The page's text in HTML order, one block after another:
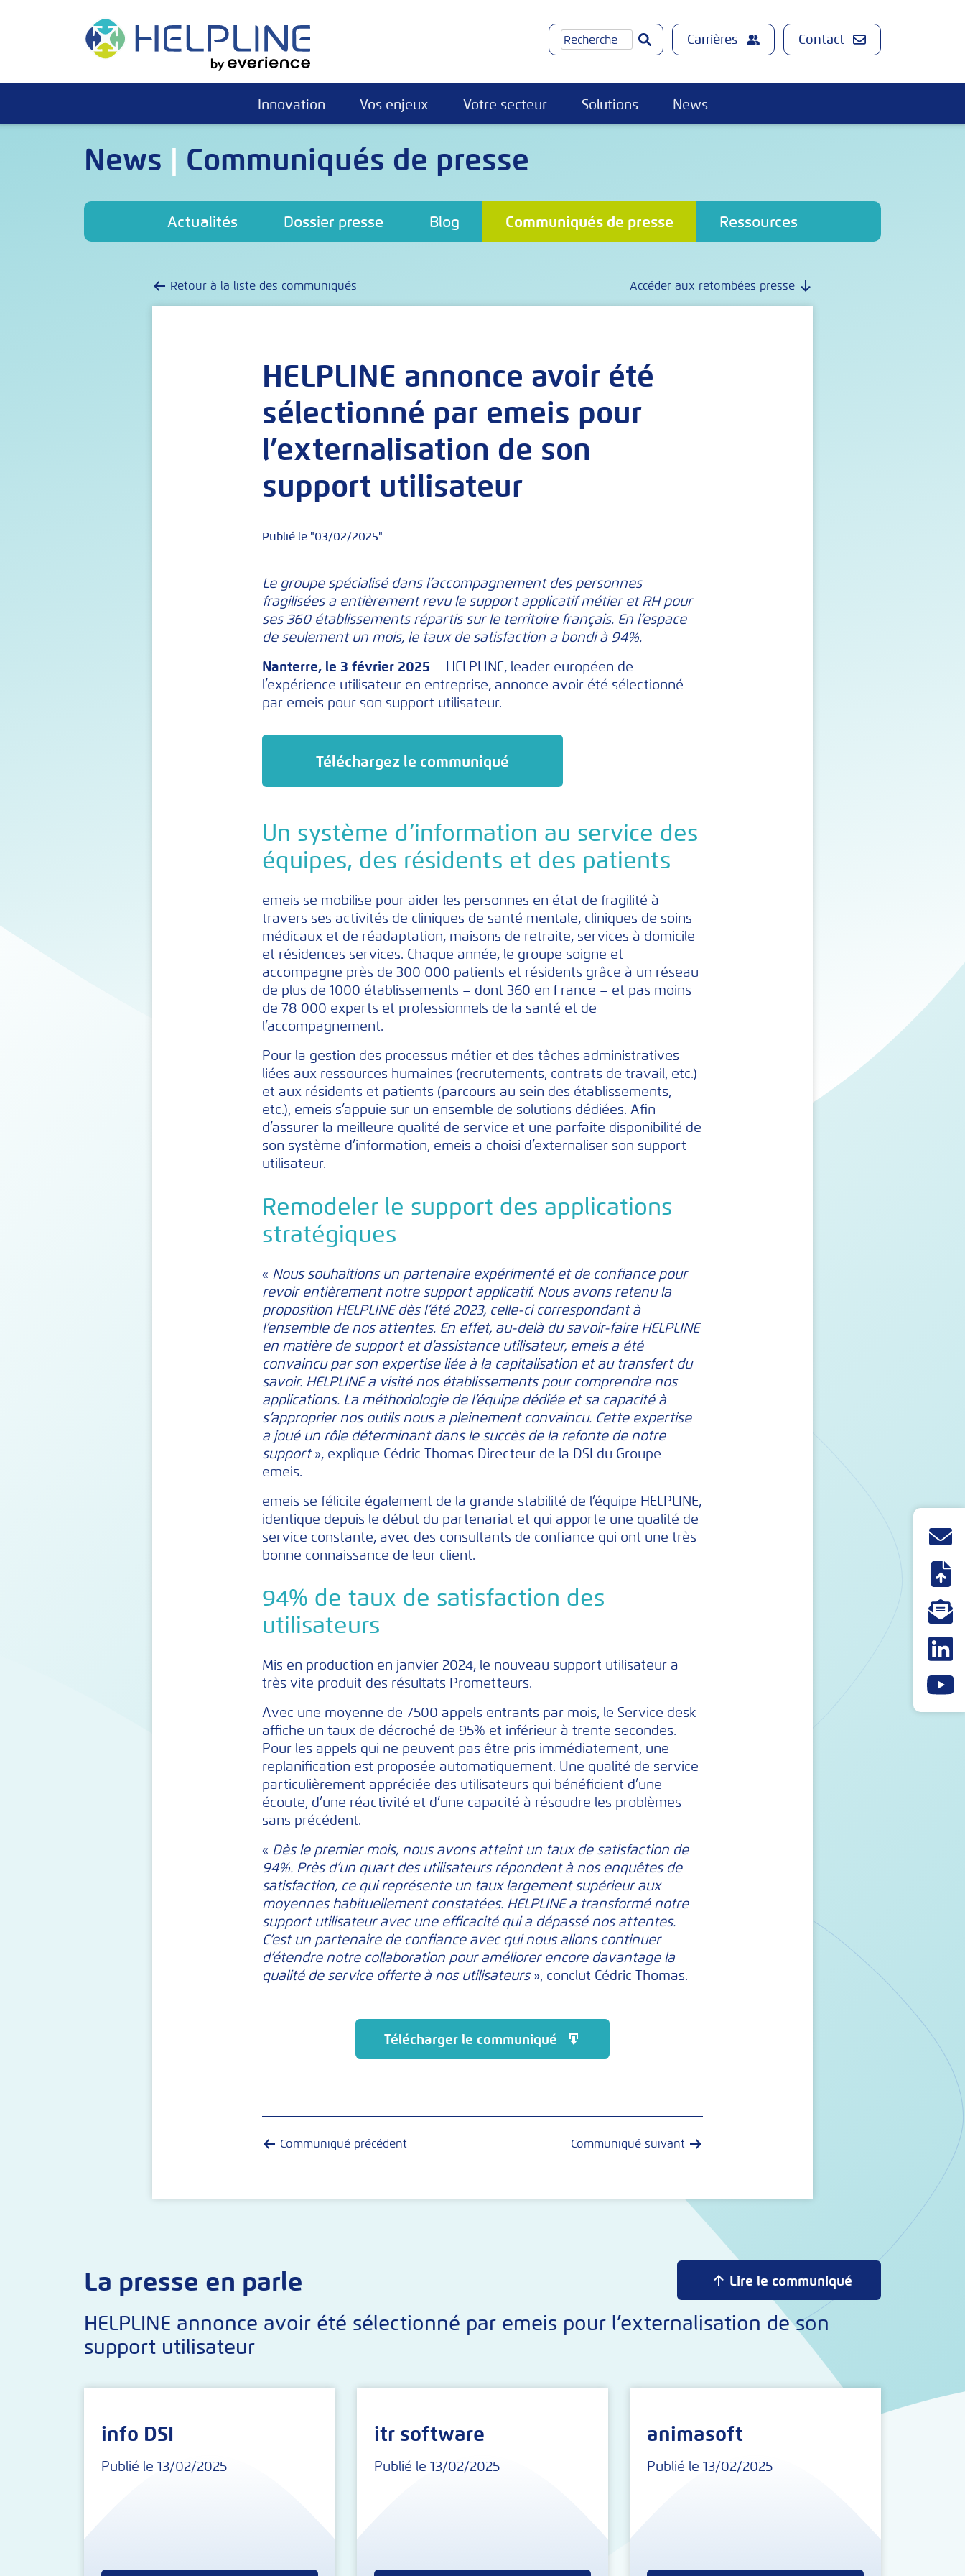
Rechercher Carrières Contact
Innovation Vos enjeux Votre secteur Solutions News
News | Communiqués de presse
Actualités Dossier presse Blog Communiqués de presse Ressources
Retour à la liste des communiqués Accéder aux retombées presse
HELPLINE annonce avoir été
sélectionné par emeis pour
l’externalisation de son
support utilisateur
Publié le "03/02/2025"
Le groupe spécialisé dans l’accompagnement des personnes
fragilisées a entièrement revu le support applicatif métier et RH pour
ses 360 établissements répartis sur le territoire français. En l’espace
de seulement un mois, le taux de satisfaction a bondi à 94%.
Nanterre, le 3 février 2025 – HELPLINE, leader européen de
l’expérience utilisateur en entreprise, annonce avoir été sélectionné
par emeis pour son support utilisateur.
Téléchargez le communiqué
Un système d’information au service des
équipes, des résidents et des patients
emeis se mobilise pour aider les personnes en état de fragilité à
travers ses activités de cliniques de santé mentale, cliniques de soins
médicaux et de réadaptation, maisons de retraite, services à domicile
et résidences services. Chaque année, le groupe soigne et
accompagne près de 300 000 patients et résidents grâce à un réseau
de plus de 1000 établissements – dont 360 en France – et pas moins
de 78 000 experts et professionnels de la santé et de
l’accompagnement.
Pour la gestion des processus métier et des tâches administratives
liées aux ressources humaines (recrutements, contrats de travail, etc.)
et aux résidents et patients (parcours au sein des établissements,
etc.), emeis s’appuie sur un ensemble de solutions dédiées. Afin
d’assurer la meilleure qualité de service et une parfaite disponibilité de
son système d’information, emeis a choisi d’externaliser son support
utilisateur.
Remodeler le support des applications
stratégiques
« Nous souhaitions un partenaire expérimenté et de confiance pour
revoir entièrement notre support applicatif. Nous avons retenu la
proposition HELPLINE dès l’été 2023, celle-ci correspondant à
l’ensemble de nos attentes. En effet, au-delà du savoir-faire HELPLINE
en matière de support et d’assistance utilisateur, emeis a été
convaincu par son expertise liée à la capitalisation et au transfert du
savoir. HELPLINE a visité nos établissements pour comprendre nos
applications. La méthodologie de l’équipe dédiée et sa capacité à
s’approprier nos outils nous a pleinement convaincu. Cette expertise
a joué un rôle déterminant dans le succès de la refonte de notre
support», explique Cédric Thomas Directeur de la DSI du Groupe
emeis.
emeis se félicite également de la grande stabilité de l’équipe HELPLINE,
identique depuis le début du partenariat et qui apporte une qualité de
service constante, avec des consultants de confiance qui ont une très
bonne connaissance de leur client.
94% de taux de satisfaction des
utilisateurs
Mis en production en janvier 2024, le nouveau support utilisateur a
très vite produit des résultats Prometteurs.
Avec une moyenne de 7500 appels entrants par mois, le Service desk
affiche un taux de décroché de 95% et inférieur à trente secondes.
Pour les appels qui ne peuvent pas être pris immédiatement, une
replanification est proposée automatiquement. Une qualité de service
particulièrement appréciée des utilisateurs qui bénéficient d’une
écoute, d’une réactivité et d’une capacité à résoudre les problèmes
sans précédent.
« Dès le premier mois, nous avons atteint un taux de satisfaction de
94%. Près d’un quart des utilisateurs répondent à nos enquêtes de
satisfaction, ce qui représente un taux largement supérieur aux
moyennes habituellement constatées. HELPLINE a transformé notre
support utilisateur avec une efficacité qui a dépassé nos attentes.
C’est un partenaire de confiance avec qui nous allons continuer
d’étendre notre collaboration pour améliorer encore davantage la
qualité de service offerte à nos utilisateurs», conclut Cédric Thomas.
Télécharger le communiqué
Communiqué précédent Communiqué suivant
La presse en parle Lire le communiqué
HELPLINE annonce avoir été sélectionné par emeis pour l’externalisation de son
support utilisateur
info DSI
Publié le 13/02/2025
itr software
Publié le 13/02/2025
animasoft
Publié le 13/02/2025